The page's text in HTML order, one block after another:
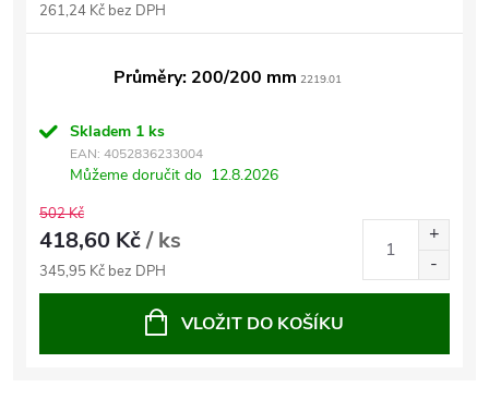
261,24 Kč bez DPH
Průměry: 200/200 mm 2219.01
Skladem 1 ks
EAN: 4052836233004
Můžeme doručit do 12.8.2026
502 Kč
418,60 Kč/ ks
345,95 Kč bez DPH
VLOŽIT DO KOŠÍKU